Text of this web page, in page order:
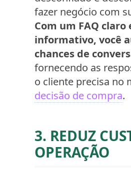
fazer negócio com
Com um FAQ claro
informativo, você
chances de
fornecendo as
o cliente precisa no
decisão de compra.
3. REDUZ
OPERAÇÃO